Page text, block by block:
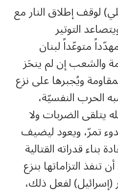
لوقف إطلاق النار مع
التوتير
متوعّداً لبنان
والشعب إن لم ينحَز
ويُجبرها على نزع
الحرب النفسيّة،
يتلقى الضربات ولا
تمرّ، ويعود ليضيف
بناء قدراته القتالية
التزاماتها بنزع
لفعل ذلك،